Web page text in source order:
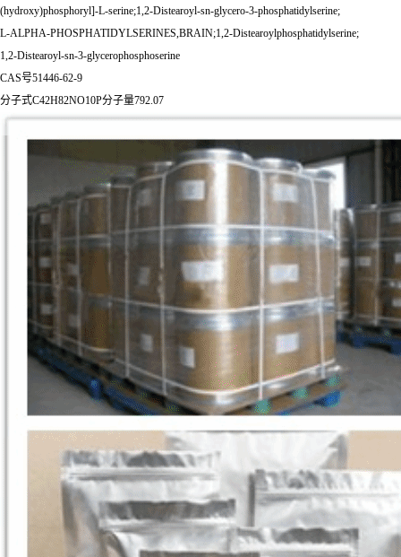
(hydroxy)phosphoryl]-L-serine;1,2-Distearoyl-sn-glycero-3-phosphatidylserine;
L-ALPHA-PHOSPHATIDYLSERINES,BRAIN;1,2-Distearoylphosphatidylserine;
1,2-Distearoyl-sn-3-glycerophosphoserine
CAS号51446-62-9
分子式C42H82NO10P分子量792.07